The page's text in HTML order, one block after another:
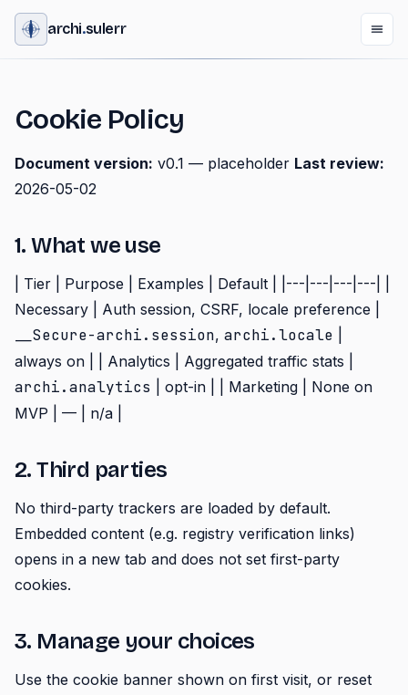
archi.sulerr
Cookie Policy
Document version: v0.1 — placeholder Last review:
2026-05-02
1. What we use
| Tier | Purpose | Examples | Default | |---|---|---|---| |
Necessary | Auth session, CSRF, locale preference |
__Secure-archi.session, archi.locale
always on | | Analytics | Aggregated traffic stats |
archi.analytics | opt-in | | Marketing | None on
MVP | — | n/a |
2. Third parties
No third-party trackers are loaded by default.
Embedded content (e.g. registry verification links)
opens in a new tab and does not set first-party
cookies.
3. Manage your choices
Use the cookie banner shown on first visit, or reset